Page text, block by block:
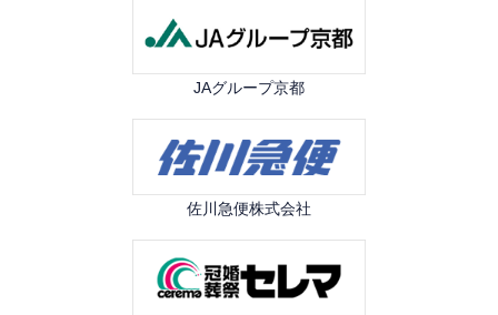
JAグループ京都
佐川急便株式会社